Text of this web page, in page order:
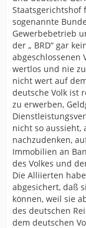
Staatsgerichtshof
sogenannte
Gewerbebetrieb
der „ BRD“ gar
abgeschlossenen
wertlos und nie
nicht wert auf
deutsche Volk ist
zu erwerben,
nicht so aussieht,
nachzudenken,
Immobilien an
des Volkes und
Die Alliierten
abgesichert, daß
können, weil sie
des deutschen
dem deutschen